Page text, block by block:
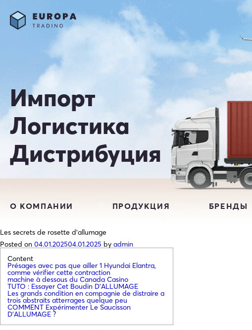
Импорт
Логистика
Дистрибуция
О КОМПАНИИ ПРОДУКЦИЯ БРЕНДЫ
Les secrets de rosette d’allumage
Posted on 04.01.202504.01.2025 by admin
Content
Présages avec pas que ailler 1 Hyundai Elantra,
comme vérifier cette contraction
machine à dessous du Canada Casino
TUTO : Essayer Cet Boudin D’ALLUMAGE
Les grands condition en compagnie de distraire a
trois abstraits atterrages quelque peu
COMMENT Expérimenter Le Saucisson
D’ALLUMAGE ?